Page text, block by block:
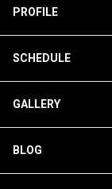
PROFILE
SCHEDULE
GALLERY
BLOG